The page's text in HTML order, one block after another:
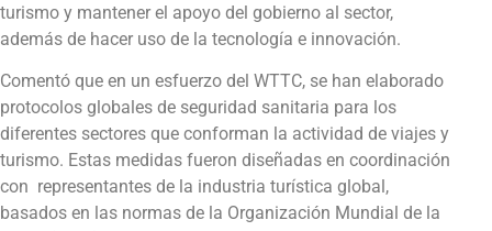
turismo y mantener el apoyo del gobierno al sector,
además de hacer uso de la tecnología e innovación.
Comentó que en un esfuerzo del WTTC, se han elaborado
protocolos globales de seguridad sanitaria para los
diferentes sectores que conforman la actividad de viajes y
turismo. Estas medidas fueron diseñadas en coordinación
con representantes de la industria turística global,
basados en las normas de la Organización Mundial de la